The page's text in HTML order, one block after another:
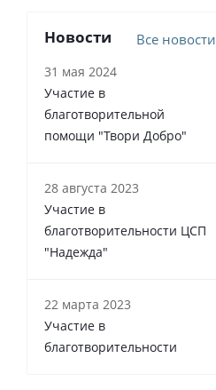
Новости Все новости
31 мая 2024
Участие в
благотворительной
помощи "Твори Добро"
28 августа 2023
Участие в
благотворительности ЦСП
"Надежда"
22 марта 2023
Участие в
благотворительности